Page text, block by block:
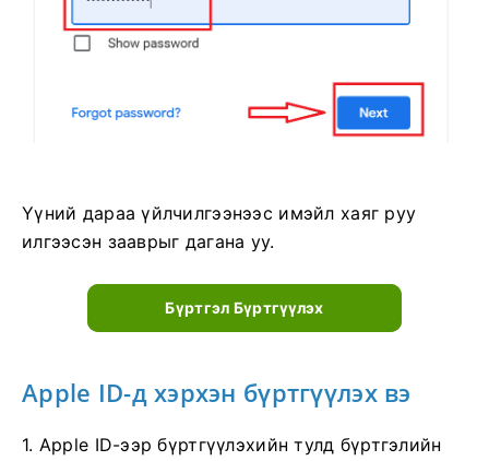
Үүний дараа үйлчилгээнээс имэйл хаяг руу
илгээсэн зааврыг дагана уу.
Бүртгэл Бүртгүүлэх
Apple ID-д хэрхэн бүртгүүлэх вэ
1. Apple ID-ээр бүртгүүлэхийн тулд бүртгэлийн